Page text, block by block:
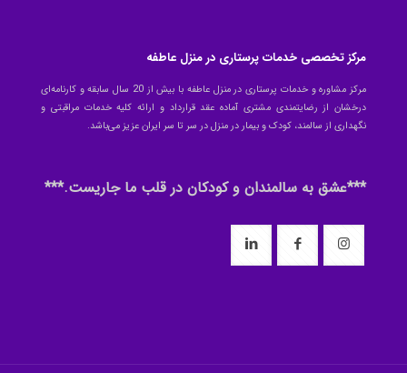
مرکز تخصصی خدمات پرستاری در منزل عاطفه
مرکز مشاوره و خدمات پرستاری در منزل عاطفه با بیش از 20 سال سابقه و کارنامه‌ای
درخشان از رضایتمندی مشتری آماده عقد قرارداد و ارائه کلیه خدمات مراقبتی و
نگهداری از سالمند، کودک و بیمار در منزل در سر تا سر ایران عزیز می‌باشد.
***عشق به سالمندان و کودکان در قلب ما جاریست.***